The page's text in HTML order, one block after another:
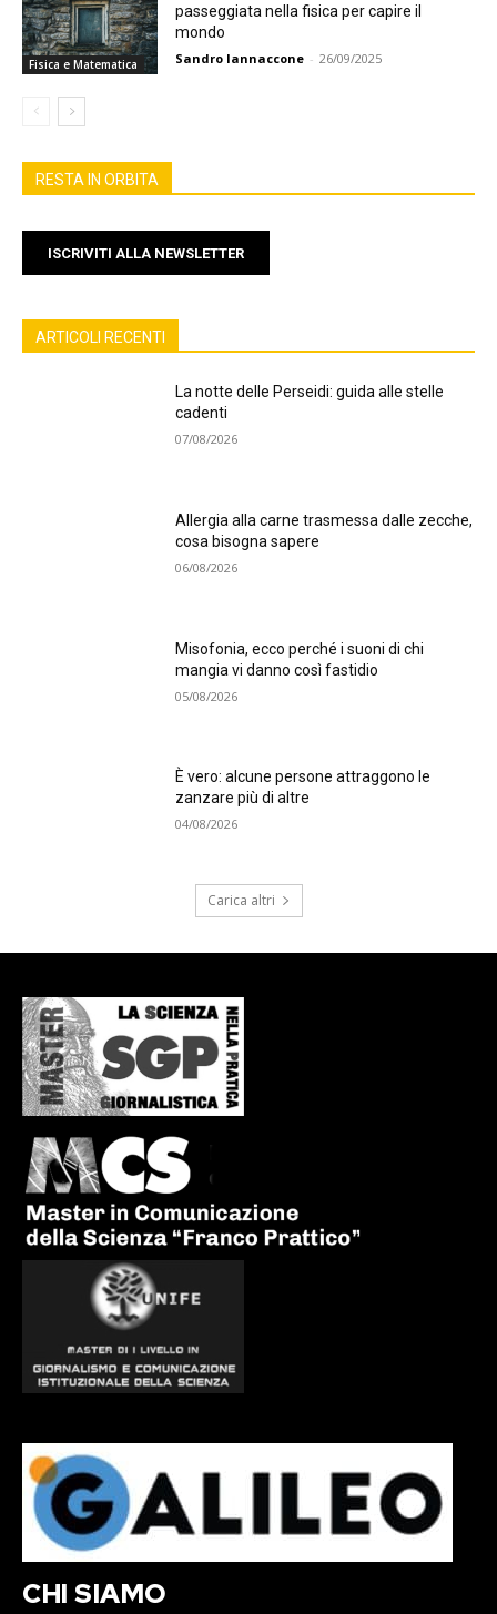
Fisica e Matematica
passeggiata nella fisica per capire il
mondo
Sandro Iannaccone - 26/09/2025
RESTA IN ORBITA
ISCRIVITI ALLA NEWSLETTER
ARTICOLI RECENTI
La notte delle Perseidi: guida alle stelle
cadenti
07/08/2026
Allergia alla carne trasmessa dalle zecche,
cosa bisogna sapere
06/08/2026
Misofonia, ecco perché i suoni di chi
mangia vi danno così fastidio
05/08/2026
È vero: alcune persone attraggono le
zanzare più di altre
04/08/2026
Carica altri
CHI SIAMO